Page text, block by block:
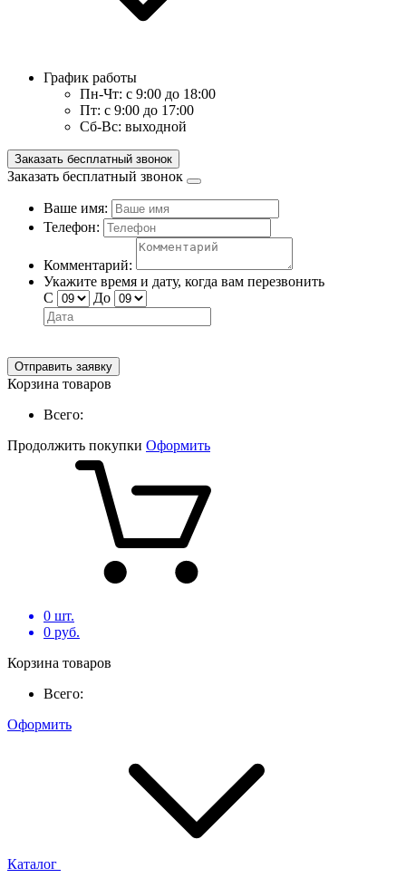
График работы
Пн-Чт: с 9:00 до 18:00
Пт: с 9:00 до 17:00
Сб-Вс: выходной
Заказать бесплатный звонок
Заказать бесплатный звонок
Ваше имя:
Телефон:
Комментарий:
Укажите время и дату, когда вам перезвонить
С
До
Отправить заявку
Корзина товаров
Всего:
Продолжить покупки Оформить
0 шт.
0 руб.
Корзина товаров
Всего:
Оформить
Каталог